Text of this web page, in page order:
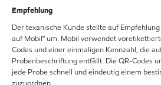
Empfehlung
Der texanische Kunde stellte auf
auf Mobil℠ um. Mobil verwendet
Codes und einer einmaligen Kennzahl, die
Probenbeschriftung entfällt. Die QR-Codes
jede Probe schnell und eindeutig einem